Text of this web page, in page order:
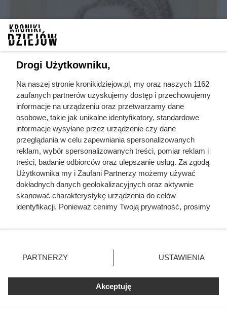
Ludwika de la Béreaudière du Rouhet. Prawdopodobnie jedną z
kochanek Henryka Walezego była sama „Piękna Rouhet”
Drogi Użytkowniku,
Na naszej stronie kronikidziejow.pl, my oraz naszych 1162
zaufanych partnerów uzyskujemy dostęp i przechowujemy
informacje na urządzeniu oraz przetwarzamy dane
osobowe, takie jak unikalne identyfikatory, standardowe
informacje wysyłane przez urządzenie czy dane
przeglądania w celu zapewniania spersonalizowanych
reklam, wybór spersonalizowanych treści, pomiar reklam i
treści, badanie odbiorców oraz ulepszanie usług. Za zgodą
Użytkownika my i Zaufani Partnerzy możemy używać
dokładnych danych geolokalizacyjnych oraz aktywnie
skanować charakterystykę urządzenia do celów
identyfikacji. Ponieważ cenimy Twoją prywatność, prosimy
prywatności znajdujący się w lewym dolnym rogu strony
. Niektóre rodzaje przetwarzania danych nie wymagają
zgody użytkownika, ale masz prawo sprzeciwić się
takiemu przetwarzaniu. Preferencje będą miały
zastosowania tylko na tej witrynie.
PARTNERZY USTAWIENIA
Akceptuję